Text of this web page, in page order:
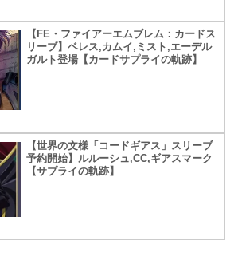
【FE・ファイアーエムブレム：カードス
リーブ】ベレス,カムイ,ミスト,エーデル
ガルト登場【カードサプライの軌跡】
【世界の文様「コードギアス」スリーブ
予約開始】ルルーシュ,CC,ギアスマーク
【サプライの軌跡】